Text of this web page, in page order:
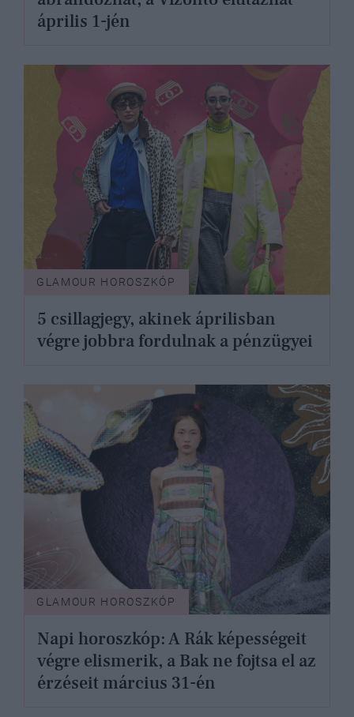
április 1-jén
GLAMOUR HOROSZKÓP
5 csillagjegy, akinek áprilisban
végre jobbra fordulnak a pénzügyei
GLAMOUR HOROSZKÓP
Napi horoszkóp: A Rák képességeit
végre elismerik, a Bak ne fojtsa el az
érzéseit március 31-én